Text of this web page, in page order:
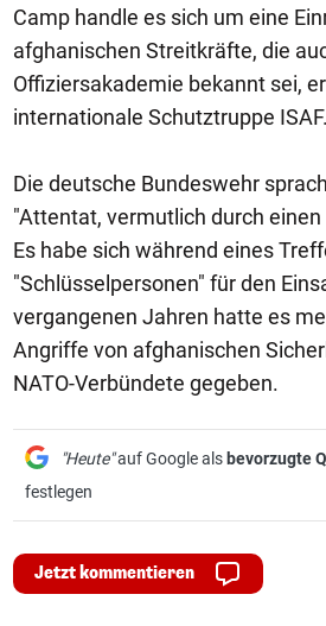
Camp handle es sich um eine
afghanischen Streitkräfte, die
Offiziersakademie bekannt sei,
internationale Schutztruppe ISAF.
Die deutsche Bundeswehr
"Attentat, vermutlich durch
Es habe sich während eines
"Schlüsselpersonen" für den
vergangenen Jahren hatte es
Angriffe von afghanischen
NATO-Verbündete gegeben.
"Heute"auf Google als bevorzugte
festlegen
Jetzt kommentieren